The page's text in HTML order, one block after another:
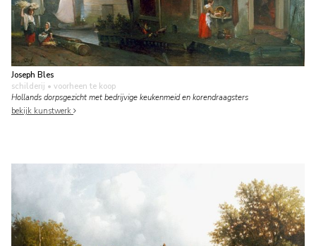
Joseph Bles
schilderij • voorheen te koop
Hollands dorpsgezicht met bedrijvige keukenmeid en korendraagsters
bekijk kunstwerk